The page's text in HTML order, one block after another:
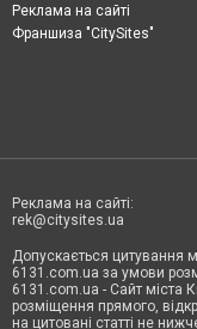
Реклама на сайті
Франшиза "CitySites"
Реклама на сайті:
rek@citysites.ua
Допускається цитування
6131.com.ua за умови
6131.com.ua - Сайт міста
розміщення прямого,
на цитовані статті не